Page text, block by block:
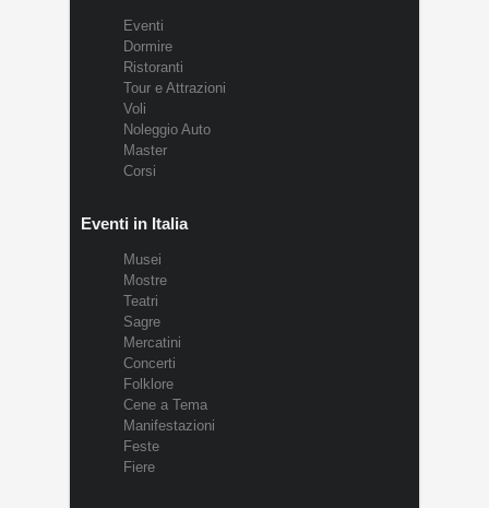
Eventi
Dormire
Ristoranti
Tour e Attrazioni
Voli
Noleggio Auto
Master
Corsi
Eventi in Italia
Musei
Mostre
Teatri
Sagre
Mercatini
Concerti
Folklore
Cene a Tema
Manifestazioni
Feste
Fiere